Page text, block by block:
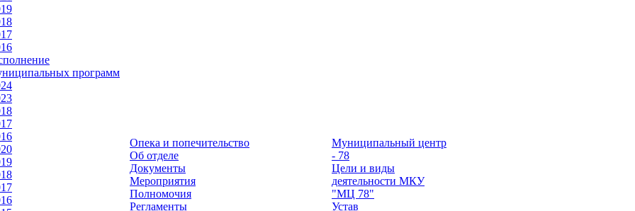
программ
Опека и попечительство
Об отделе
Документы
Мероприятия
Полномочия
Регламенты
Муниципальный центр
- 78
Цели и виды
деятельности МКУ
"МЦ 78"
Устав